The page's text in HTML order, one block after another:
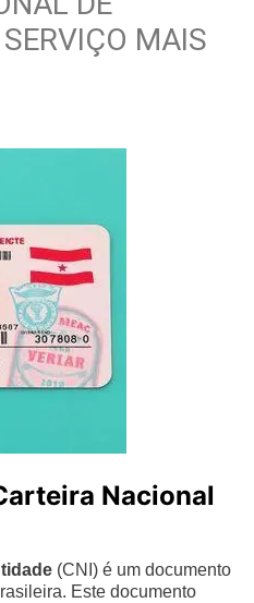
MAIS
Nacional
(CNI) é um documento
Este documento